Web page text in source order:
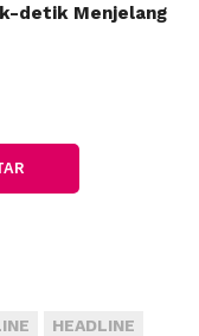
korban
nekat
diputus oleh
detik Menjelang
HEADLINE